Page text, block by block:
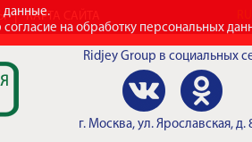
данные.
на обработку персональных
КАРТА САЙТА
Ridjey Group в социальных
г. Москва, ул. Ярославская, д.